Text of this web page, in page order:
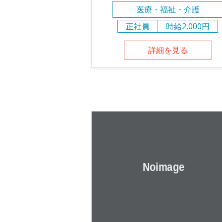
医療・福祉・介護
正社員
時給2,000円
詳細を見る